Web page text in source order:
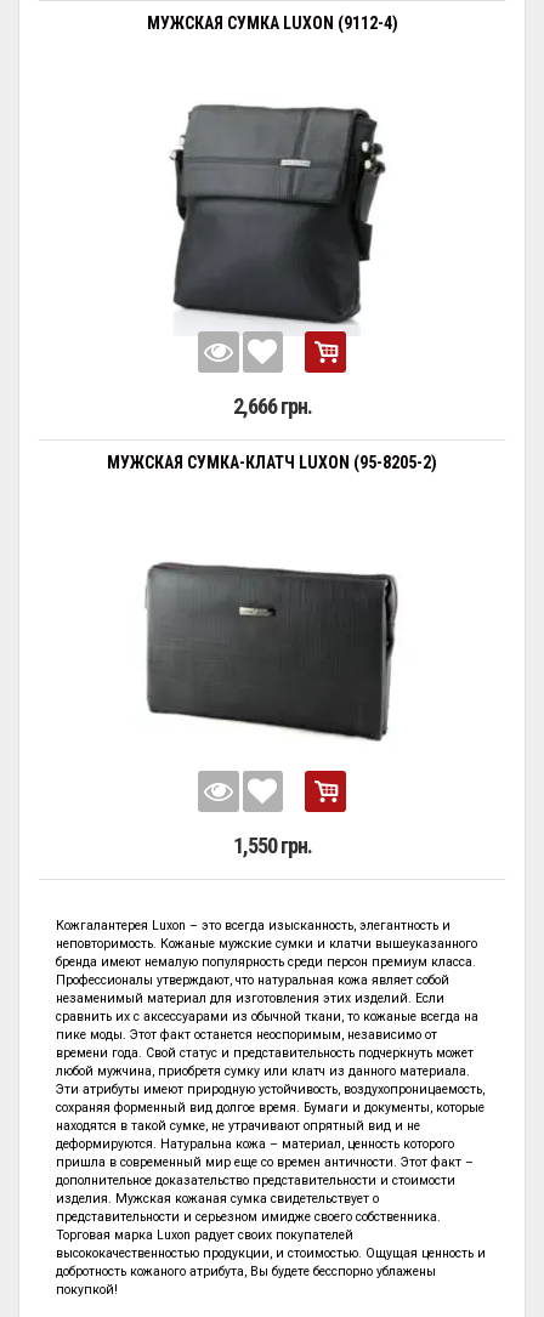
МУЖСКАЯ СУМКА LUXON (9112-4)
2,666 грн.
МУЖСКАЯ СУМКА-КЛАТЧ LUXON (95-8205-2)
1,550 грн.
Кожгалантерея Luxon – это всегда изысканность, элегантность и
неповторимость. Кожаные мужские сумки и клатчи вышеуказанного
бренда имеют немалую популярность среди персон премиум класса.
Профессионалы утверждают, что натуральная кожа являет собой
незаменимый материал для изготовления этих изделий. Если
сравнить их с аксессуарами из обычной ткани, то кожаные всегда на
пике моды. Этот факт останется неоспоримым, независимо от
времени года. Свой статус и представительность подчеркнуть может
любой мужчина, приобретя сумку или клатч из данного материала.
Эти атрибуты имеют природную устойчивость, воздухопроницаемость,
сохраняя форменный вид долгое время. Бумаги и документы, которые
находятся в такой сумке, не утрачивают опрятный вид и не
деформируются. Натуральна кожа – материал, ценность которого
пришла в современный мир еще со времен античности. Этот факт –
дополнительное доказательство представительности и стоимости
изделия. Мужская кожаная сумка свидетельствует о
представительности и серьезном имидже своего собственника.
Торговая марка Luxon радует своих покупателей
высококачественностью продукции, и стоимостью. Ощущая ценность и
добротность кожаного атрибута, Вы будете бесспорно ублажены
покупкой!